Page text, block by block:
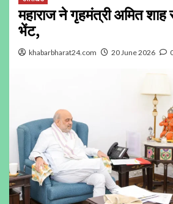
महाराज ने गृहमंत्री अमित शाह
भेंट,
khabarbharat24.com 20 June 2026